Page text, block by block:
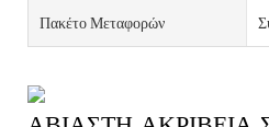
Πακέτο Μεταφορών